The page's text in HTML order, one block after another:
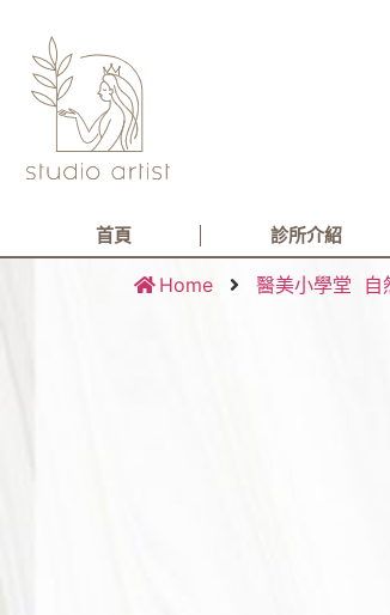
首頁 診所介紹
Home 醫美小學堂 自